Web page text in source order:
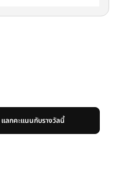
แลกคะแนนกับรางวัลนี้